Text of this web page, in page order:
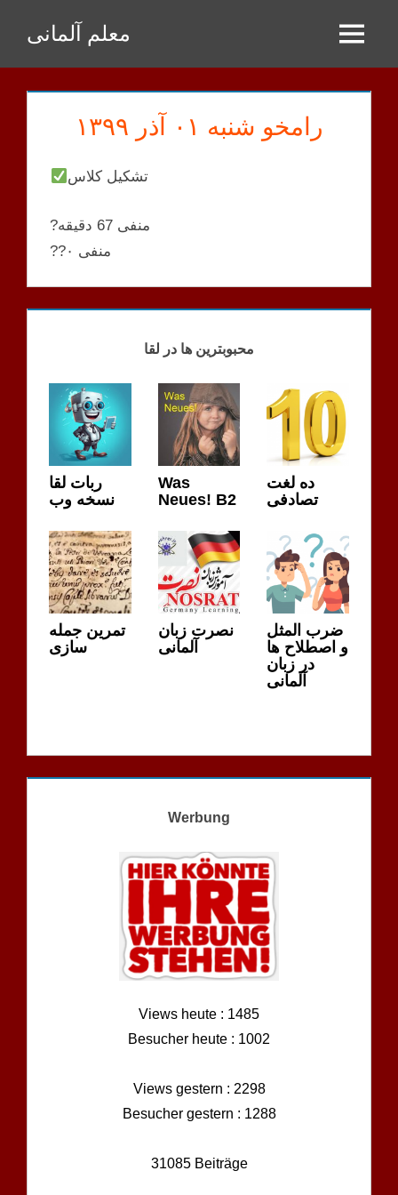
Inhalt
springen
معلم آلمانی Menu
رامخو شنبه ۰۱ آذر ۱۳۹۹
تشکیل کلاس
?منفی 67 دقیقه
??منفی ۰
محبوبترین ها در لقا
ربات لقا
نسخه وب
Was
Neues! B2
ده لغت
تصادفی
تمرین جمله
سازی
نصرت زبان
آلمانی
ضرب المثل
و اصطلاح ها
در زبان
آلمانی
Werbung
Views heute : 1485
Besucher heute : 1002
Views gestern : 2298
Besucher gestern : 1288
31085 Beiträge